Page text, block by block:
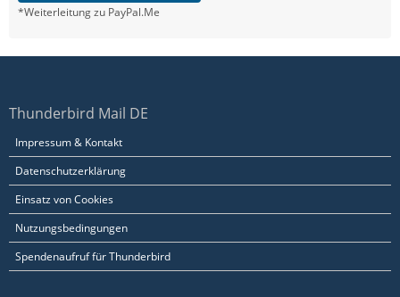
*Weiterleitung zu PayPal.Me
Thunderbird Mail DE
Impressum & Kontakt
Datenschutzerklärung
Einsatz von Cookies
Nutzungsbedingungen
Spendenaufruf für Thunderbird